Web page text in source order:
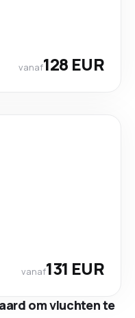
vanaf128 EUR
vanaf131 EUR
om vluchten te